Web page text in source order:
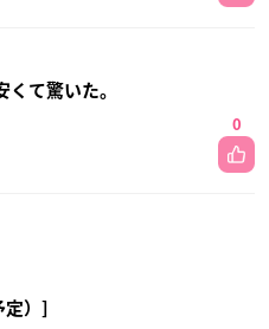
て驚いた。
0
定）]